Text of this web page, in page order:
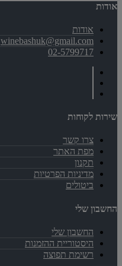
אודות
אודות
winebashuk@gmail.com
02-5799717
שירות לקוחות
צרו קשר
מפת האתר
תקנון
מדיניות הפרטיות
ביטולים
החשבון שלי
החשבון שלי
היסטוריית ההזמנות
רשימת תפוצה